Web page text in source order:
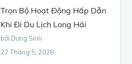
Trọn Bộ Hoạt Động Hấp Dẫn
Khi Đi Du Lịch Long Hải
bởi Dong Sinh
27 Tháng 5, 2026